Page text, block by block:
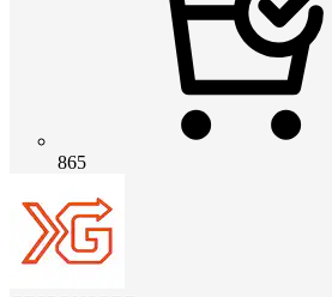
865